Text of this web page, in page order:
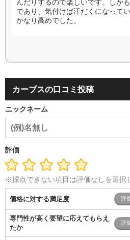
んだりするので楽しいです。しか
であり、気付けば汗だくになって
かなり高めでした。
カーブスの口コミ投稿
ニックネーム
評価
※採点できない項目は評価なしを選択
価格に対する満足度
専門性が高く要望に応えてもらえ
たか